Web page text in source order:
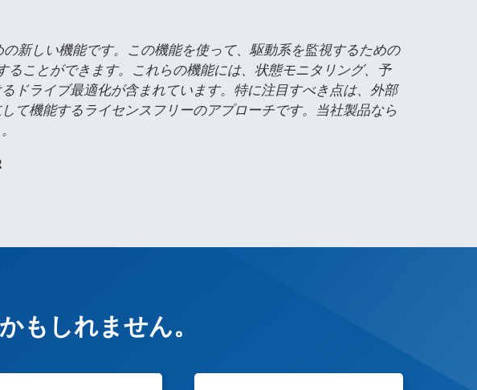
の新しい機能です。この機能を使って、駆動系を監視するための
ることができます。これらの機能には、状態モニタリング、予
ドライブ最適化が含まれています。特に注目すべき点は、外部
て機能するライセンスフリーのアプローチです。当社製品なら
もしれません。